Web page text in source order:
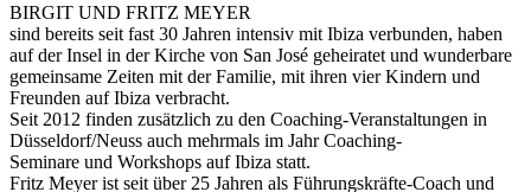
BIRGIT UND FRITZ MEYER
sind bereits seit fast 30 Jahren intensiv mit Ibiza verbunden, haben
auf der Insel in der Kirche von San José geheiratet und wunderbare
gemeinsame Zeiten mit der Familie, mit ihren vier Kindern und
Freunden auf Ibiza verbracht.
Seit 2012 finden zusätzlich zu den Coaching-Veranstaltungen in
Düsseldorf/Neuss auch mehrmals im Jahr Coaching-
Seminare und Workshops auf Ibiza statt.
Fritz Meyer ist seit über 25 Jahren als Führungskräfte-Coach und